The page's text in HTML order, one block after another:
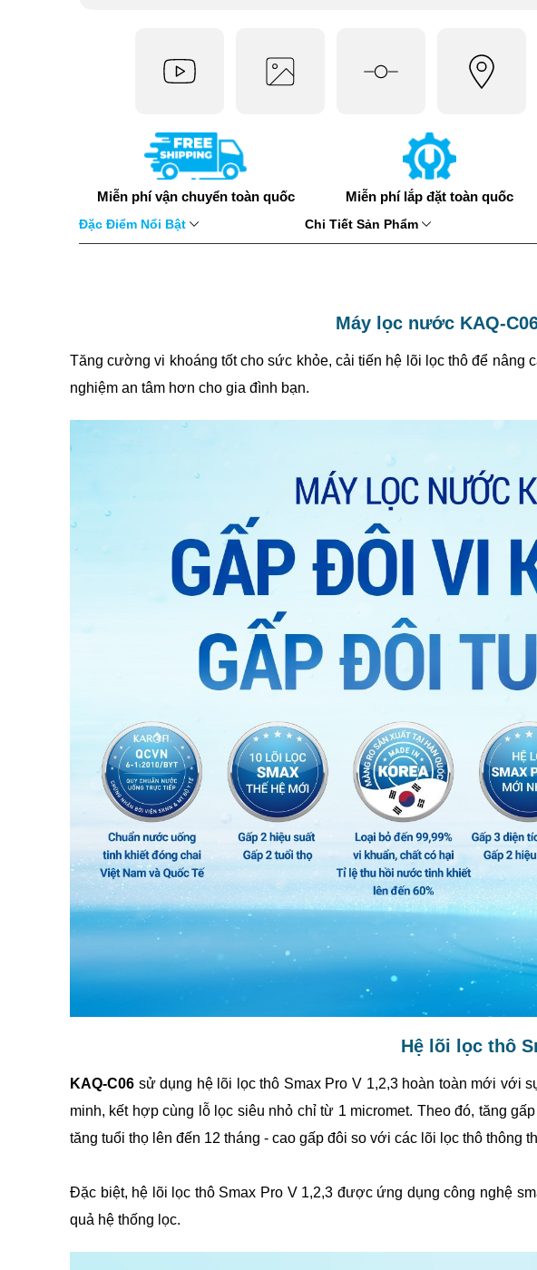
Miễn phí vận chuyển toàn quốc Miễn phí lắp đặt toàn quốc
Đặc Điểm Nổi Bật Chi Tiết Sản Phẩm
Máy lọc nước KAQ-
Tăng cường vi khoáng tốt cho sức khỏe, cải tiến hệ lõi lọc thô để nâng
nghiệm an tâm hơn cho gia đình bạn.
Hệ lõi lọc thô
KAQ-C06 sử dụng hệ lõi lọc thô Smax Pro V 1,2,3 hoàn toàn mới với
minh, kết hợp cùng lỗ lọc siêu nhỏ chỉ từ 1 micromet. Theo đó, tăng
tăng tuổi thọ lên đến 12 tháng - cao gấp đôi so với các lõi lọc thô thông
Đặc biệt, hệ lõi lọc thô Smax Pro V 1,2,3 được ứng dụng công nghệ
quả hệ thống lọc.